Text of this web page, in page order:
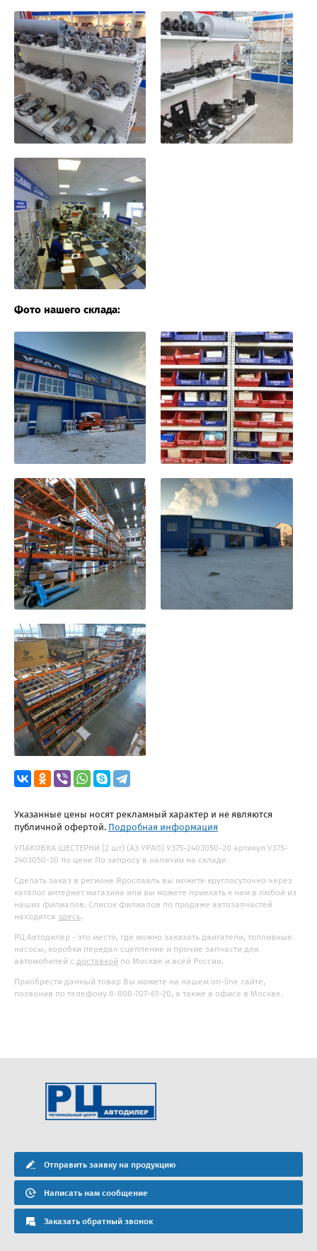
Фото нашего склада:
Указанные цены носят рекламный характер и не являются
публичной офертой. Подробная информация
УПАКОВКА ШЕСТЕРНИ (2 шт) (АЗ УРАЛ) У375-2403050-20 артикул У375-
2403050-20 по цене По запросу в наличии на складе.
Сделать заказ в регионе Ярославль вы можете круглосуточно через
каталог интернет магазина или вы можете приехать к нам в любой из
наших филиалов. Список филиалов по продаже автозапчастей
находятся здесь.
РЦ Автодилер - это место, где можно заказать двигатели, топливные
насосы, коробки передач сцепление и прочие запчасти для
автомобилей с доставкой по Москве и всей России.
Приобрести данный товар Вы можете на нашем on-line сайте,
позвонив по телефону 8-800-707-61-20, а также в офисе в Москве.
Отправить заявку на продукцию
Написать нам сообщение
Заказать обратный звонок